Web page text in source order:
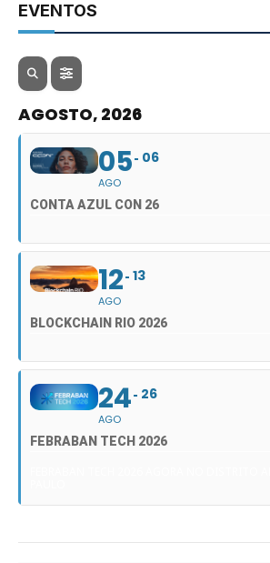
EVENTOS
AGOSTO, 2026
05
AGO
06
CONTA AZUL CON 26
12
AGO
13
BLOCKCHAIN RIO 2026
24
AGO
26
FEBRABAN TECH 2026